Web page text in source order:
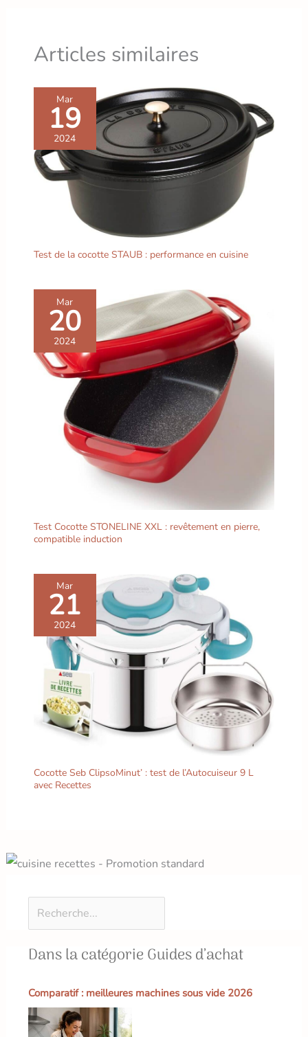
Articles similaires
Mar
19
2024
Test de la cocotte STAUB : performance en cuisine
Mar
20
2024
Test Cocotte STONELINE XXL : revêtement en pierre,
compatible induction
Mar
21
2024
Cocotte Seb ClipsoMinut’ : test de l’Autocuiseur 9 L
avec Recettes
Dans la catégorie Guides d’achat
Comparatif : meilleures machines sous vide 2026